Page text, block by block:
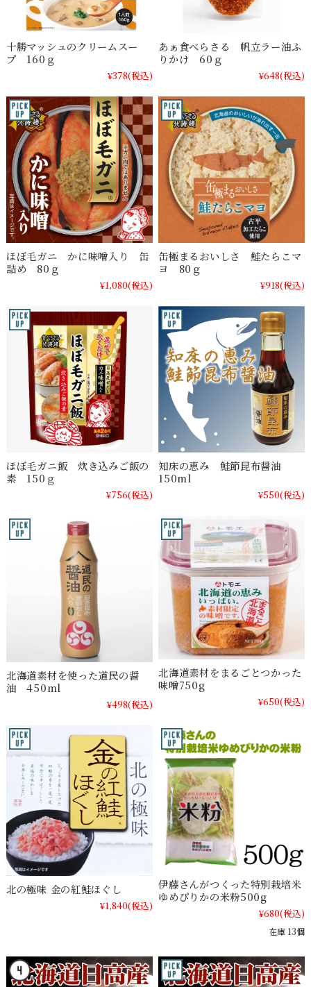
十勝マッシュのクリームスー
プ 160ｇ
¥378(税込)
あぁ食べらさる 帆立ラー油ふ
りかけ 60ｇ
¥648(税込)
ほぼ毛ガニ かに味噌入り 缶
詰め 80ｇ
¥1,080(税込)
缶極まるおいしさ 鮭たらこマ
ヨ 80ｇ
¥918(税込)
ほぼ毛ガニ飯 炊き込みご飯の
素 150ｇ
¥756(税込)
知床の恵み 鮭節昆布醤油
150ml
¥550(税込)
北海道素材を使った道民の醤
油 450ml
¥498(税込)
北海道素材をまるごとつかった
味噌750g
¥650(税込)
北の極味 金の紅鮭ほぐし
¥1,840(税込)
伊藤さんがつくった特別栽培米
ゆめぴりかの米粉500g
¥680(税込)
在庫 13個